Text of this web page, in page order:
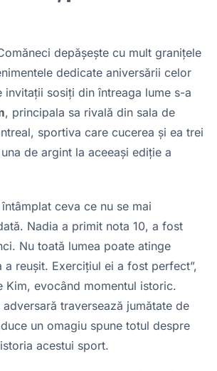
depășește cu mult granițele
dedicate aniversării celor
invitații sosiți din întreaga lume s-a
, principala sa rivală din sala de
sportiva care cucerea și ea trei
de argint la aceeași ediție a
ceva ce nu se mai
Nadia a primit nota 10, a fost
Nu toată lumea poate atinge
a reușit. Exercițiul ei a fost perfect”,
Kim, evocând momentul istoric.
traversează jumătate de
un omagiu spune totul despre
acestui sport.